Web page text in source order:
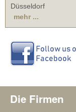
Düsseldorf
mehr ...
Die Firmen